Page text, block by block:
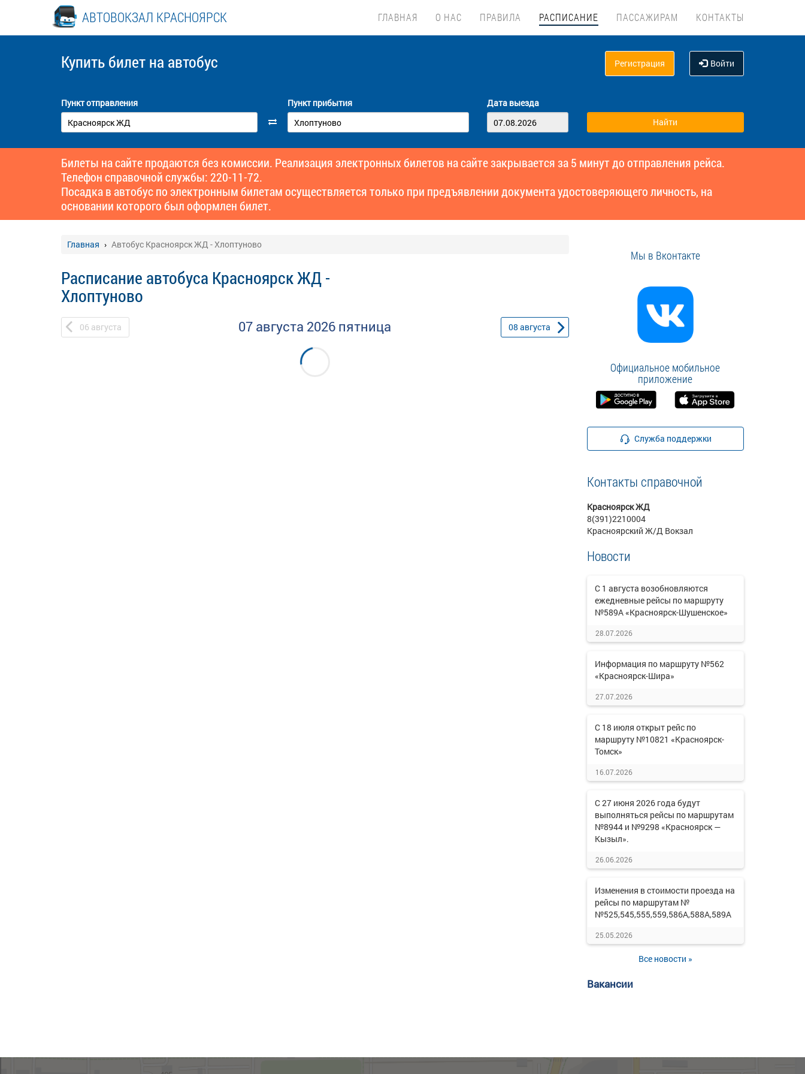
АВТОВОКЗАЛ КРАСНОЯРСК ГЛАВНАЯ О НАС ПРАВИЛА РАСПИСАНИЕ ПАССАЖИРАМ КОНТАКТЫ
Купить билет на автобус Регистрация Войти
Пункт отправления Пункт прибытия Дата выезда
Билеты на сайте продаются без комиссии. Реализация электронных билетов на сайте закрывается за 5 минут до отправления рейса.
Телефон справочной службы: 220-11-72.
Посадка в автобус по электронным билетам осуществляется только при предъявлении документа удостоверяющего личность, на
основании которого был оформлен билет.
Главная Автобус Красноярск ЖД - Хлоптуново
Расписание автобуса Красноярск ЖД -
Хлоптуново
06 августа 07 августа 2026 пятница 08 августа
Мы в Вконтакте
Официальное мобильное
приложение
Служба поддержки
Контакты справочной
Красноярск ЖД
8(391)2210004
Красноярский Ж/Д Вокзал
Новости
С 1 августа возобновляются
ежедневные рейсы по маршруту
№589А «Красноярск-Шушенское»
28.07.2026
Информация по маршруту №562
«Красноярск-Шира»
27.07.2026
С 18 июля открыт рейс по
маршруту №10821 «Красноярск-
Томск»
16.07.2026
С 27 июня 2026 года будут
выполняться рейсы по маршрутам
№8944 и №9298 «Красноярск —
Кызыл».
26.06.2026
Изменения в стоимости проезда на
рейсы по маршрутам №
№525,545,555,559,586А,588А,589А
25.05.2026
Все новости »
Вакансии